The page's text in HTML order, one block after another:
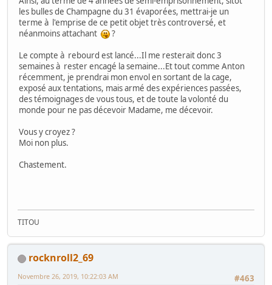
les bulles de Champagne du 31 évaporées, mettrai-je un
terme à l'emprise de ce petit objet très controversé, et
néanmoins attachant
?
Le compte à rebourd est lancé...Il me resterait donc 3
semaines à rester encagé la semaine...Et tout comme Anton
récemment, je prendrai mon envol en sortant de la cage,
exposé aux tentations, mais armé des expériences passées,
des témoignages de vous tous, et de toute la volonté du
monde pour ne pas décevoir Madame, me décevoir.
Vous y croyez ?
Moi non plus.
Chastement.
TITOU
rocknroll2_69
#463
Novembre 26, 2019, 10:22:03 AM